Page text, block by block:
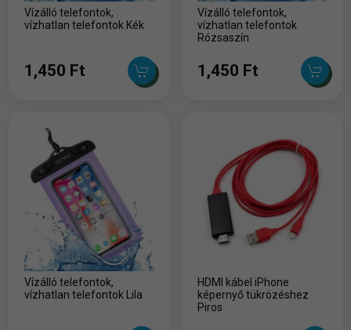
Vízálló telefontok,
vízhatlan telefontok Kék
1,450 Ft
Vízálló telefontok,
vízhatlan telefontok
Rózsaszín
1,450 Ft
Vízálló telefontok,
vízhatlan telefontok Lila
HDMI kábel iPhone
képernyő tükrözéshez
Piros